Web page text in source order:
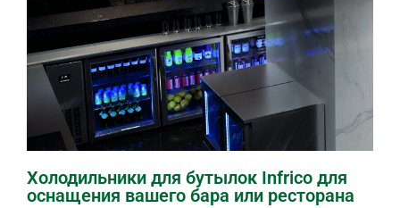
Холодильники для бутылок Infrico для
оснащения вашего бара или ресторана